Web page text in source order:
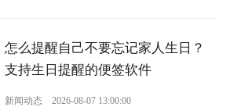
怎么提醒自己不要忘记家人生日？
支持生日提醒的便签软件
新闻动态 2026-08-07 13:00:00